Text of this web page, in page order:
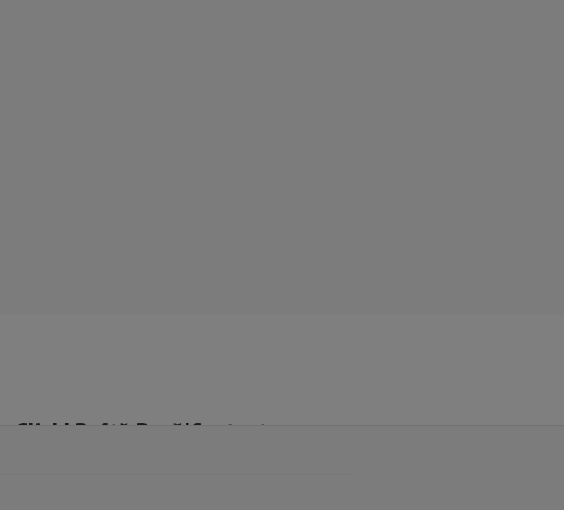
Click! Poftă Bună!Contact